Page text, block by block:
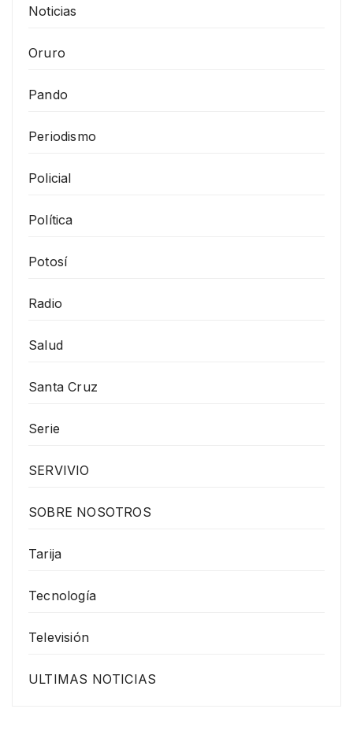
Noticias
Oruro
Pando
Periodismo
Policial
Política
Potosí
Radio
Salud
Santa Cruz
Serie
SERVIVIO
SOBRE NOSOTROS
Tarija
Tecnología
Televisión
ULTIMAS NOTICIAS